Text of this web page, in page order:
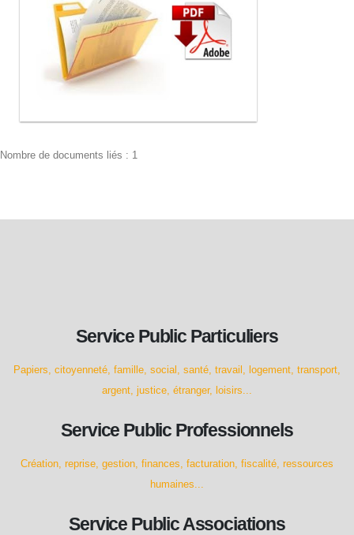
Nombre de documents liés : 1
Service Public Particuliers
Papiers, citoyenneté, famille, social, santé, travail, logement, transport,
argent, justice, étranger, loisirs...
Service Public Professionnels
Création, reprise, gestion, finances, facturation, fiscalité, ressources
humaines...
Service Public Associations